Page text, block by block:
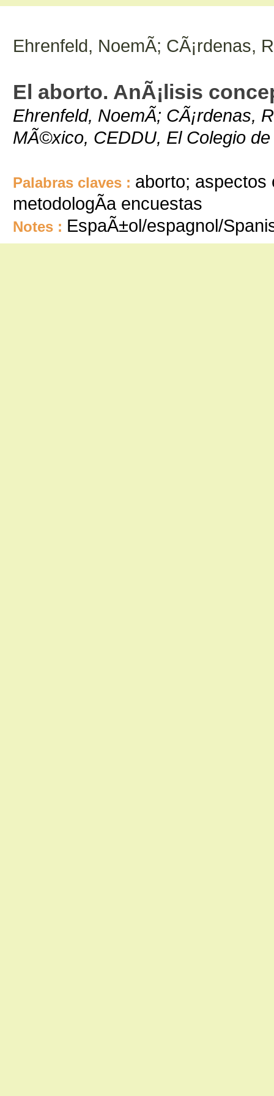
Ehrenfeld, NoemÃ­; CÃ¡rdenas,
El aborto. AnÃ¡lisis
Ehrenfeld, NoemÃ­; CÃ¡rdenas,
MÃ©xico, CEDDU, El Colegio
Palabras claves : aborto; aspectos
metodologÃ­a encuestas
Notes : EspaÃ±ol/espagnol/